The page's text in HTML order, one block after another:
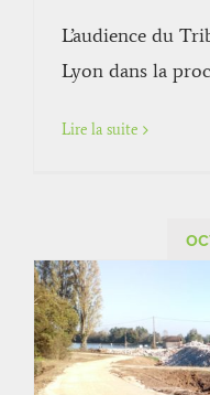
L’audience du
Lyon dans la
Lire la suite